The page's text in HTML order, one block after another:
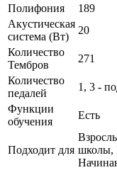
Полифония
189
Акустическая
система (Вт)
20
Количество
Тембров
271
Количество
педалей
1, 3 -
Функции
обучения
Есть
Подходит для школы,